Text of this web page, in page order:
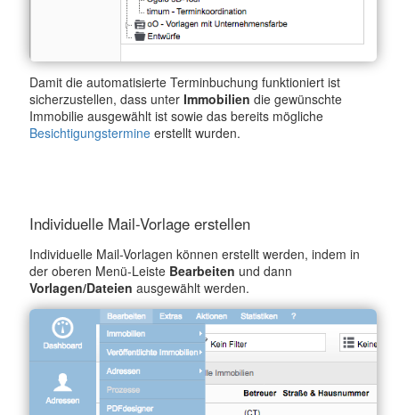
Damit die automatisierte Terminbuchung funktioniert ist
sicherzustellen, dass unter Immobilien die gewünschte
Immobilie ausgewählt ist sowie das bereits mögliche
Besichtigungstermine erstellt wurden.
Individuelle Mail-Vorlage erstellen
Individuelle Mail-Vorlagen können erstellt werden, indem in
der oberen Menü-Leiste Bearbeiten und dann
Vorlagen/Dateien ausgewählt werden.